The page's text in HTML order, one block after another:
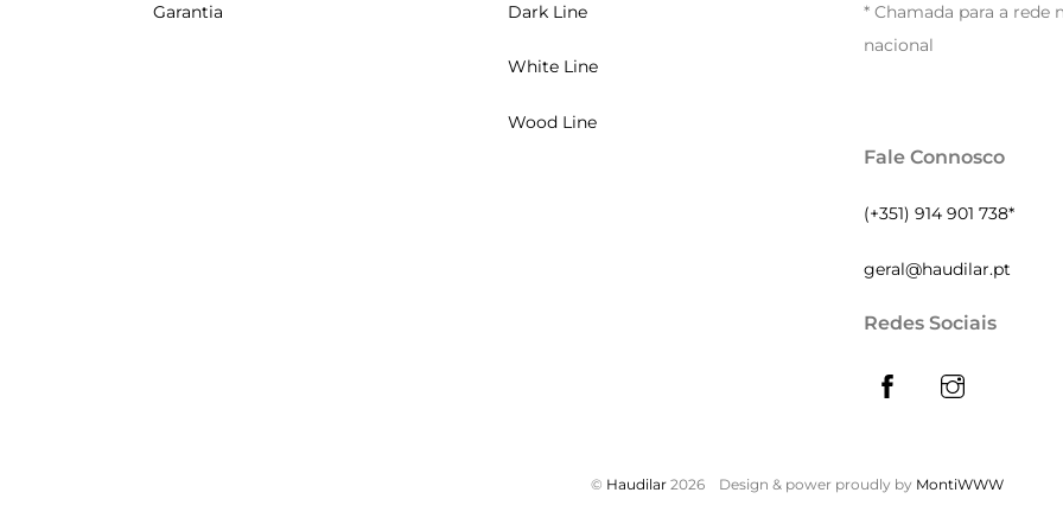
Garantia Dark Line
White Line
Wood Line
* Chamada para a rede
nacional
Fale Connosco
(+351) 914 901 738*
geral@haudilar.pt
Redes Sociais
© Haudilar2026 Design & power proudly by MontiWWW